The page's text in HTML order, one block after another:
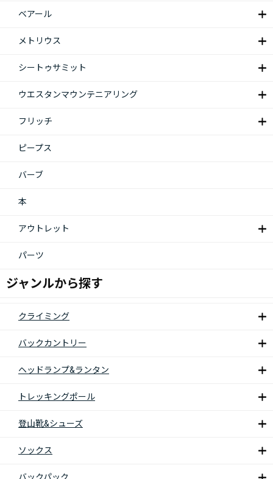
ベアール
メトリウス
シートゥサミット
ウエスタンマウンテニアリング
フリッチ
ピープス
バーブ
本
アウトレット
パーツ
ジャンルから探す
クライミング
バックカントリー
ヘッドランプ&ランタン
トレッキングポール
登山靴&シューズ
ソックス